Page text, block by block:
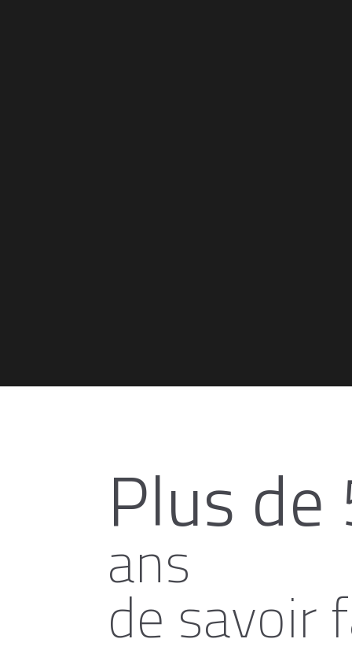
Plus
ans
de savoir